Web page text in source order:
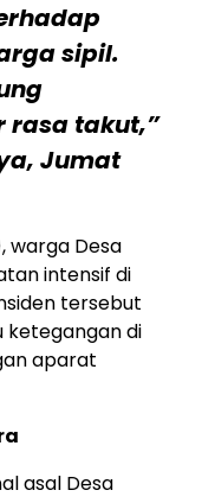
sipil.
rasa takut,”
Jumat
warga Desa
intensif di
tersebut
ketegangan di
aparat
asal Desa